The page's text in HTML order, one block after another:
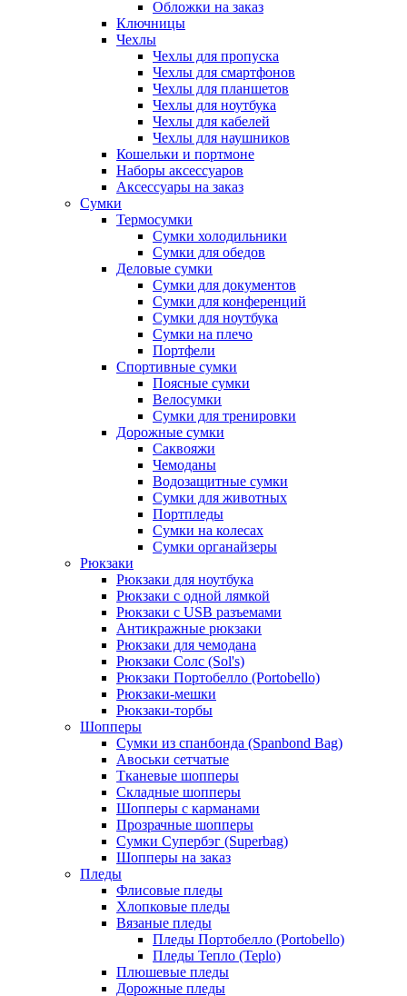
Обложки на заказ
Ключницы
Чехлы
Чехлы для пропуска
Чехлы для смартфонов
Чехлы для планшетов
Чехлы для ноутбука
Чехлы для кабелей
Чехлы для наушников
Кошельки и портмоне
Наборы аксессуаров
Аксессуары на заказ
Сумки
Термосумки
Сумки холодильники
Сумки для обедов
Деловые сумки
Сумки для документов
Сумки для конференций
Сумки для ноутбука
Сумки на плечо
Портфели
Спортивные сумки
Поясные сумки
Велосумки
Сумки для тренировки
Дорожные сумки
Саквояжи
Чемоданы
Водозащитные сумки
Сумки для животных
Портпледы
Сумки на колесах
Сумки органайзеры
Рюкзаки
Рюкзаки для ноутбука
Рюкзаки с одной лямкой
Рюкзаки с USB разъемами
Антикражные рюкзаки
Рюкзаки для чемодана
Рюкзаки Солс (Sol's)
Рюкзаки Портобелло (Portobello)
Рюкзаки-мешки
Рюкзаки-торбы
Шопперы
Сумки из спанбонда (Spanbond Bag)
Авоськи сетчатые
Тканевые шопперы
Складные шопперы
Шопперы с карманами
Прозрачные шопперы
Сумки Супербэг (Superbag)
Шопперы на заказ
Пледы
Флисовые пледы
Хлопковые пледы
Вязаные пледы
Пледы Портобелло (Portobello)
Пледы Тепло (Teplo)
Плюшевые пледы
Дорожные пледы